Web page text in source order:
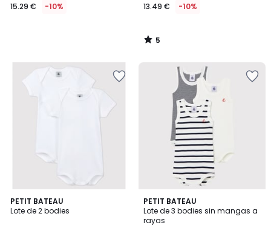
15.29 € -10% 13.49 € -10%
5
/
PETIT BATEAU
Lote de 2 bodies
PETIT BATEAU
Lote de 3 bodies sin mangas a
rayas